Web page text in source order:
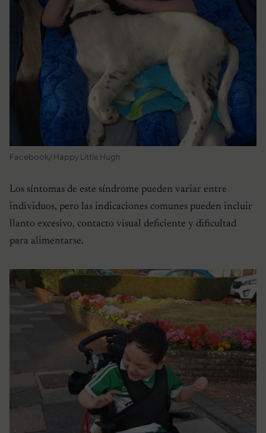
Facebook/ Happy Little Hugh
Los síntomas de este síndrome pueden variar entre
individuos, pero las indicaciones comunes pueden incluir
llanto excesivo, contacto visual deficiente y dificultad
para alimentarse.